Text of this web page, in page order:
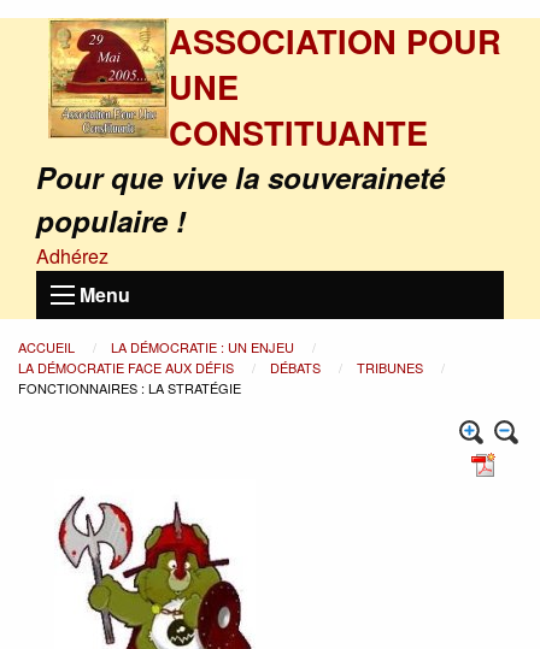
ASSOCIATION POUR
UNE
CONSTITUANTE
Pour que vive la souveraineté
populaire !
Adhérez
Menu
ACCUEIL
LA DÉMOCRATIE : UN ENJEU
LA DÉMOCRATIE FACE AUX DÉFIS
DÉBATS
TRIBUNES
FONCTIONNAIRES : LA STRATÉGIE